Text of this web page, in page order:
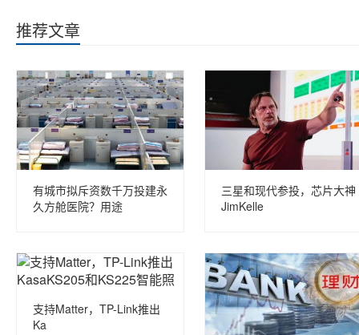
推荐文章
有城市拟斥资数千万投建永
久方舱医院？用途
三星和现代参投，芯片大神
JimKelle
支持Matter，TP-Link推出
Ka